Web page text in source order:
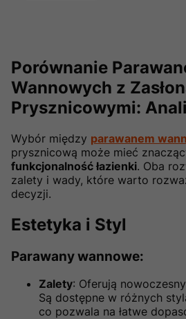
Porównanie
Wannowych z
Prysznicowymi:
Wybór między parawanem
prysznicową może mieć
funkcjonalność łazienki. Oba
zalety i wady, które warto
decyzji.
Estetyka i Styl
Parawany wannowe:
Zalety: Oferują
Są dostępne w różnych
co pozwala na łatwe